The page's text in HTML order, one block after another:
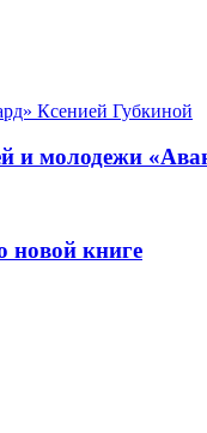
и молодежи
книге